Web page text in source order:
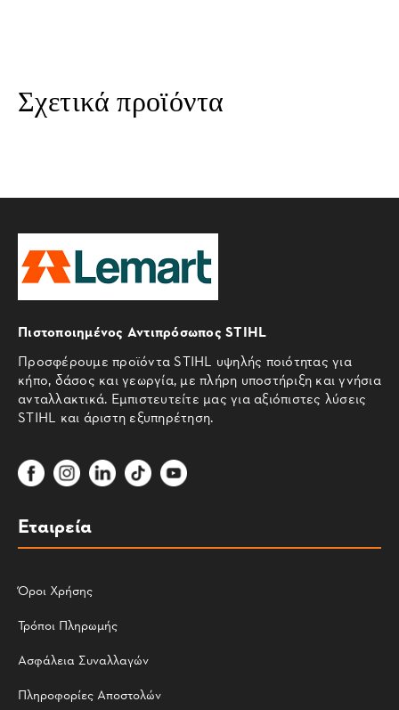
Σχετικά προϊόντα
Πιστοποιημένος Αντιπρόσωπος STIHL
Προσφέρουμε προϊόντα STIHL υψηλής ποιότητας για
κήπο, δάσος και γεωργία, με πλήρη υποστήριξη και γνήσια
ανταλλακτικά. Εμπιστευτείτε μας για αξιόπιστες λύσεις
STIHL και άριστη εξυπηρέτηση.
Εταιρεία
Όροι Χρήσης
Τρόποι Πληρωμής
Ασφάλεια Συναλλαγών
Πληροφορίες Αποστολών